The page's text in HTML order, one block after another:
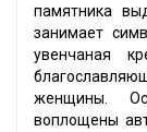
памятника
занимает
увенчаная
женщины.
воплощены